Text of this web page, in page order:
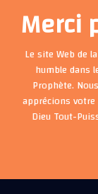
Merci
Le site Web de
humble dans
Prophète.
apprécions
Dieu Tout-